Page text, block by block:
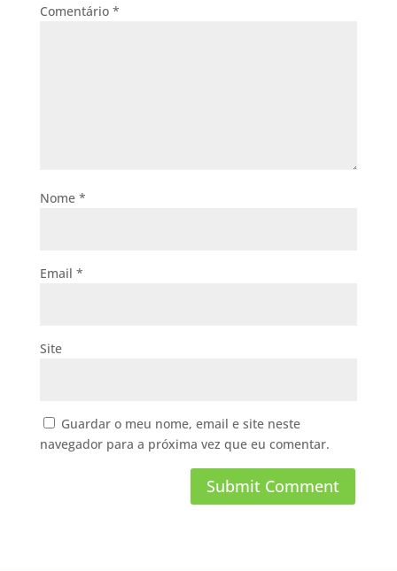
Comentário *
Nome *
Email *
Site
Guardar o meu nome, email e site neste
navegador para a próxima vez que eu comentar.